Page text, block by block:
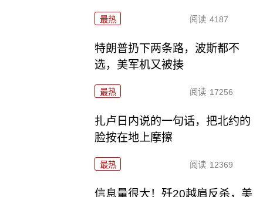
最热 阅读 4187
特朗普扔下两条路，波斯都不
选，美军机又被揍
最热 阅读 17256
扎卢日内说的一句话，把北约的
脸按在地上摩擦
最热 阅读 12369
信息量很大！歼20越肩反杀，美